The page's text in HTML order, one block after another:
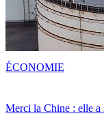
Merci la Chine : elle a
ÉCONOMIE